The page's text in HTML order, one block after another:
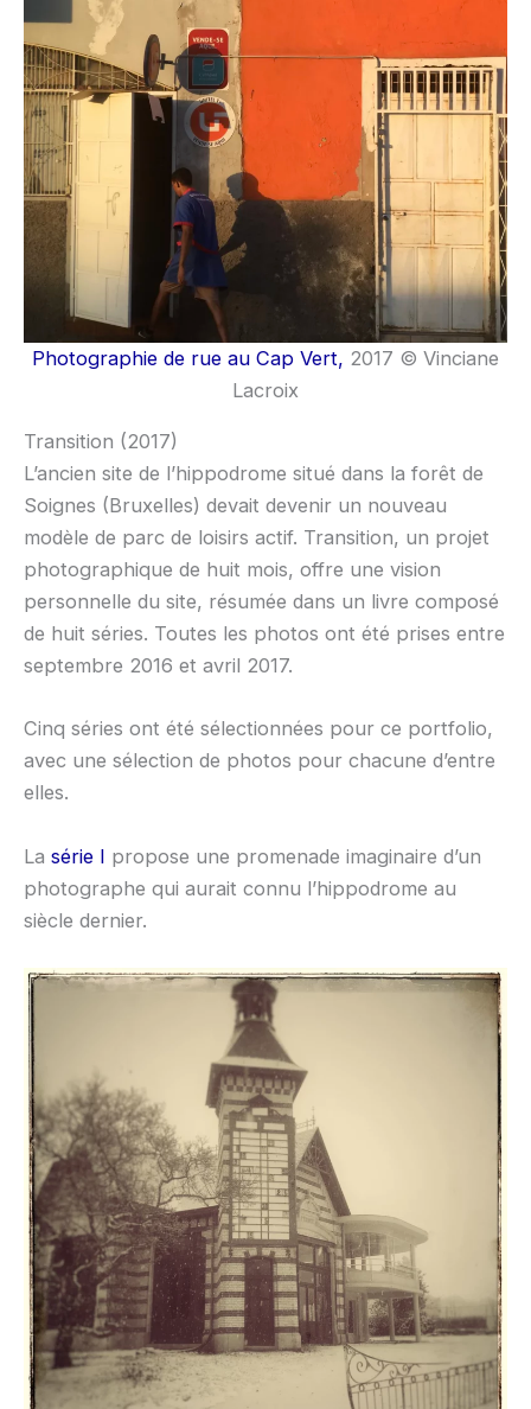
Photographie de rue au Cap Vert, 2017 © Vinciane
Lacroix
Transition (2017)
L’ancien site de l’hippodrome situé dans la forêt de
Soignes (Bruxelles) devait devenir un nouveau
modèle de parc de loisirs actif. Transition, un projet
photographique de huit mois, offre une vision
personnelle du site, résumée dans un livre composé
de huit séries. Toutes les photos ont été prises entre
septembre 2016 et avril 2017.
Cinq séries ont été sélectionnées pour ce portfolio,
avec une sélection de photos pour chacune d’entre
elles.
La série I propose une promenade imaginaire d’un
photographe qui aurait connu l’hippodrome au
siècle dernier.